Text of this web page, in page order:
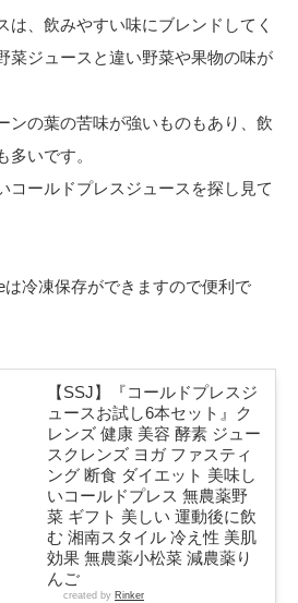
は、飲みやすい味にブレンドしてく
菜ジュースと違い野菜や果物の味が
ンの葉の苦味が強いものもあり、飲
いです。
コールドプレスジュースを探し見て
は冷凍保存ができますので便利で
【SSJ】『コールドプレスジ
ュースお試し6本セット』ク
レンズ 健康 美容 酵素 ジュー
スクレンズ ヨガ ファスティ
ング 断食 ダイエット 美味し
いコールドプレス 無農薬野
菜 ギフト 美しい 運動後に飲
む 湘南スタイル 冷え性 美肌
効果 無農薬小松菜 減農薬り
んご
created by Rinker